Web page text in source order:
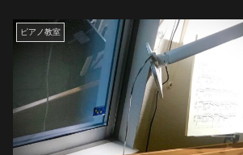
ピアノ教室